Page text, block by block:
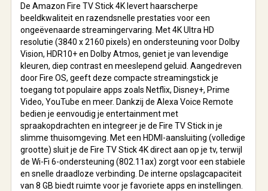
De Amazon Fire TV Stick 4K levert haarscherpe
beeldkwaliteit en razendsnelle prestaties voor een
ongeëvenaarde streamingervaring. Met 4K Ultra HD
resolutie (3840 x 2160 pixels) en ondersteuning voor Dolby
Vision, HDR10+ en Dolby Atmos, geniet je van levendige
kleuren, diep contrast en meeslepend geluid. Aangedreven
door Fire OS, geeft deze compacte streamingstick je
toegang tot populaire apps zoals Netflix, Disney+, Prime
Video, YouTube en meer. Dankzij de Alexa Voice Remote
bedien je eenvoudig je entertainment met
spraakopdrachten en integreer je de Fire TV Stick in je
slimme thuisomgeving. Met een HDMI-aansluiting (volledige
grootte) sluit je de Fire TV Stick 4K direct aan op je tv, terwijl
de Wi-Fi 6-ondersteuning (802.11ax) zorgt voor een stabiele
en snelle draadloze verbinding. De interne opslagcapaciteit
van 8 GB biedt ruimte voor je favoriete apps en instellingen.